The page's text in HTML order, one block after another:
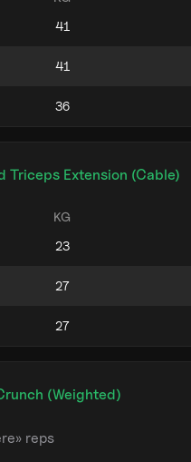
Triceps Extension (Cable)
KG
(Weighted)
reps